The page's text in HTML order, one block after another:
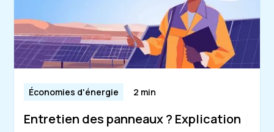
Économies d'énergie 2 min
Entretien des panneaux ? Explication